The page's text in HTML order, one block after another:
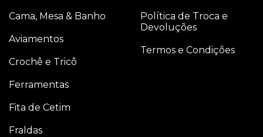
Cama, Mesa & Banho
Aviamentos
Crochê e Tricô
Ferramentas
Fita de Cetim
Fraldas
Política de Troca e
Devoluções
Termos e Condições